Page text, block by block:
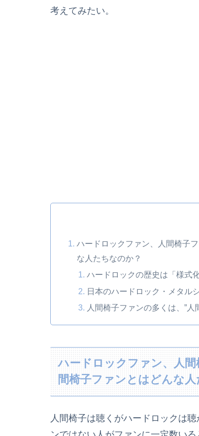
考えてみたい。
ハードロックファン、人間椅子
な人たちなのか？
ハードロックの歴史は「様式
日本のハードロック・メタル
人間椅子ファンの多くは、”人
ハードロックファン、人
間椅子ファンとはどんな人
人間椅子は聴くがハードロックは